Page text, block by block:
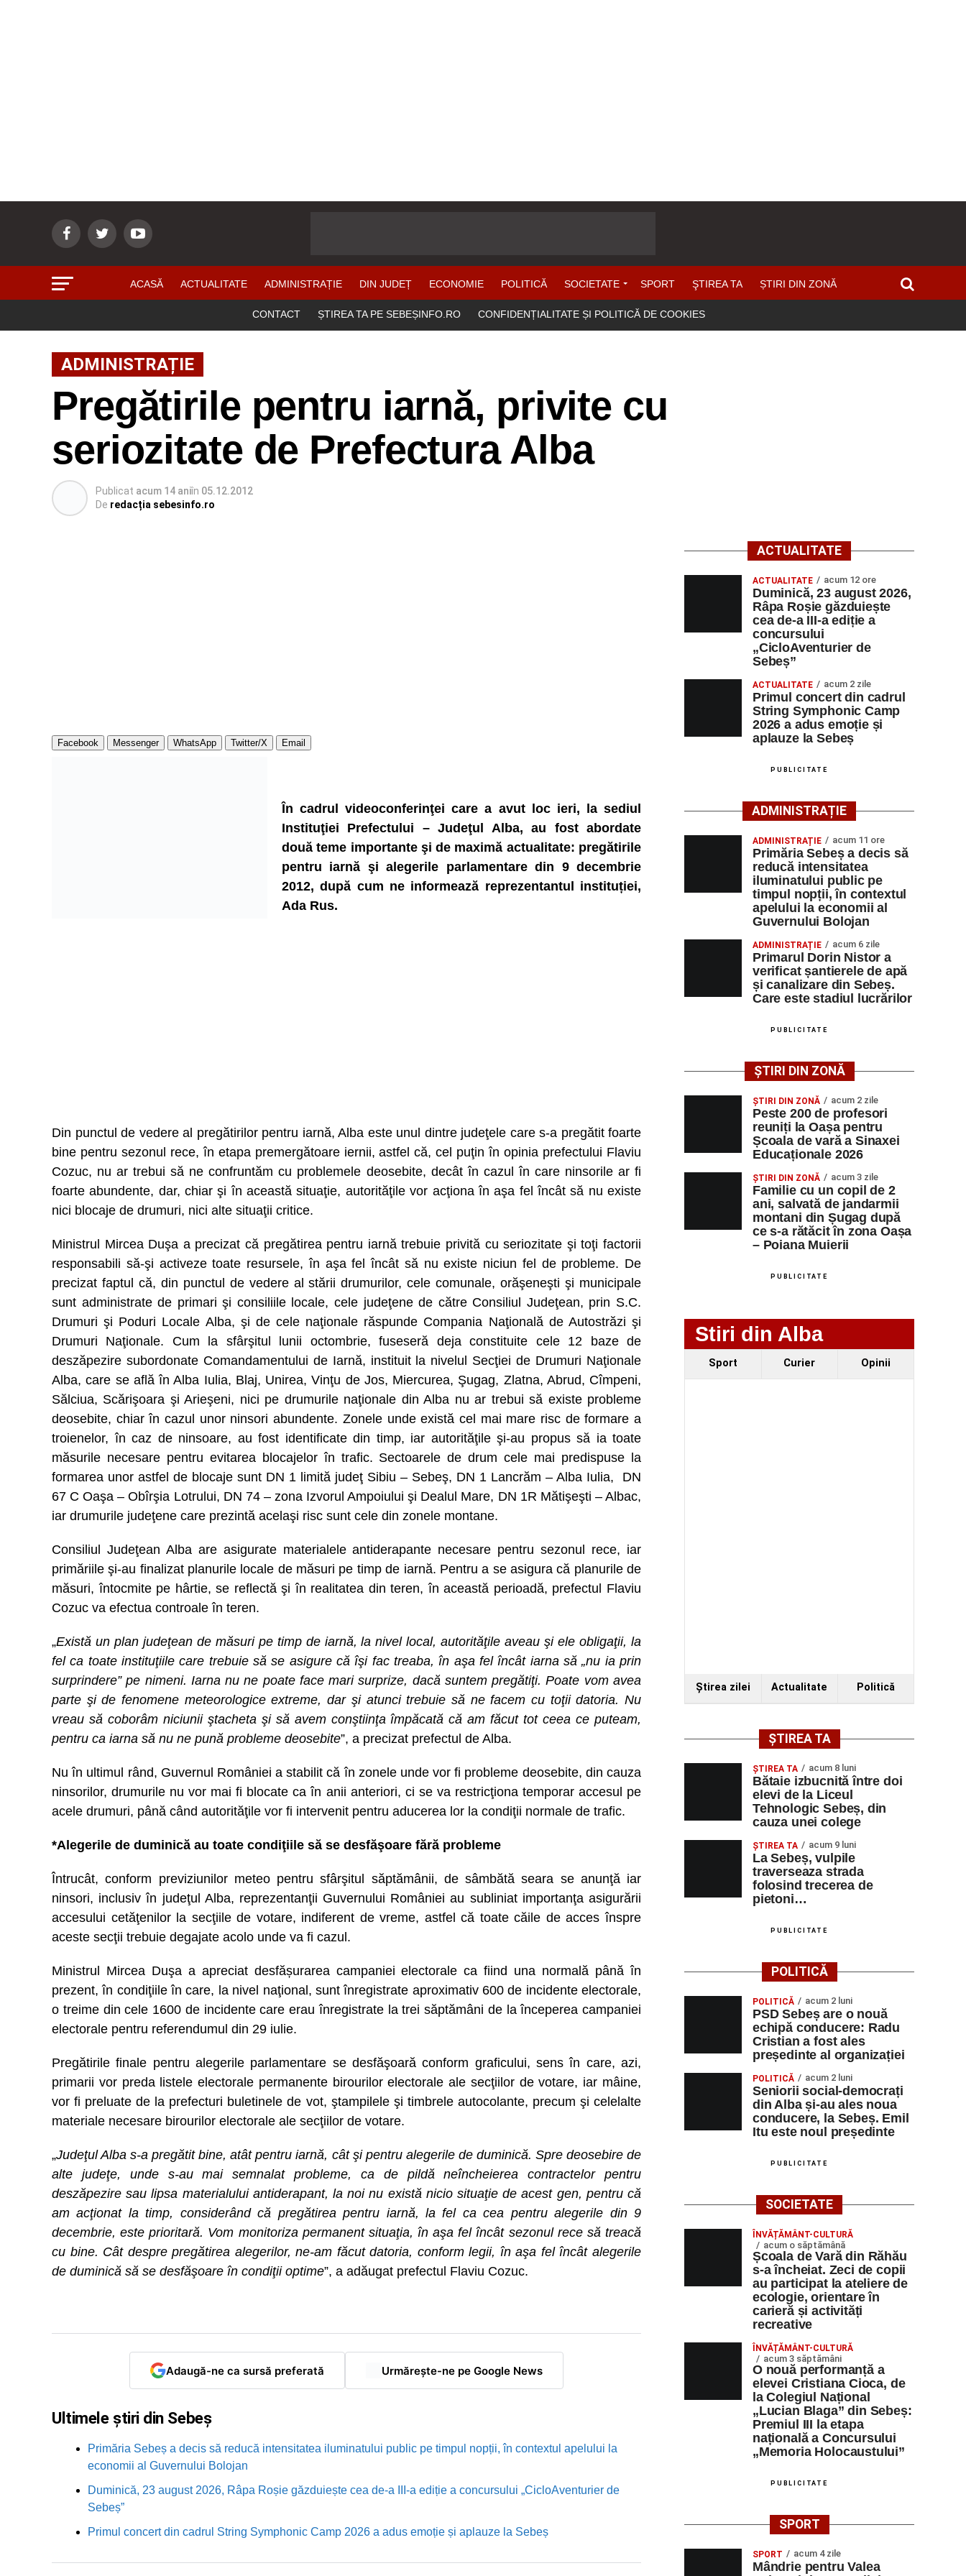
ACASĂ ACTUALITATE ADMINISTRAȚIE DIN JUDEȚ ECONOMIE POLITICĂ SOCIETATE SPORT ŞTIREA TA ȘTIRI DIN ZONĂ
CONTACT ȘTIREA TA PE SEBEȘINFO.RO CONFIDENȚIALITATE ȘI POLITICĂ DE COOKIES
ADMINISTRAȚIE
Pregătirile pentru iarnă, privite cu
seriozitate de Prefectura Alba
Publicat acum 14 aniîn 05.12.2012
De redacția sebesinfo.ro
Facebook Messenger WhatsApp Twitter/X Email
În cadrul videoconferinţei care a avut loc ieri, la sediul
Instituţiei Prefectului – Judeţul Alba, au fost abordate
două teme importante şi de maximă actualitate: pregătirile
pentru iarnă şi alegerile parlamentare din 9 decembrie
2012, după cum ne informează reprezentantul instituției,
Ada Rus.
Din punctul de vedere al pregătirilor pentru iarnă, Alba este unul dintre judeţele care s-a pregătit foarte
bine pentru sezonul rece, în etapa premergătoare iernii, astfel că, cel puţin în opinia prefectului Flaviu
Cozuc, nu ar trebui să ne confruntăm cu problemele deosebite, decât în cazul în care ninsorile ar fi
foarte abundente, dar, chiar şi în această situaţie, autorităţile vor acţiona în aşa fel încât să nu existe
nici blocaje de drumuri, nici alte situaţii critice.
Ministrul Mircea Duşa a precizat că pregătirea pentru iarnă trebuie privită cu seriozitate şi toţi factorii
responsabili să-şi activeze toate resursele, în aşa fel încât să nu existe niciun fel de probleme. De
precizat faptul că, din punctul de vedere al stării drumurilor, cele comunale, orăşeneşti şi municipale
sunt administrate de primari şi consiliile locale, cele judeţene de către Consiliul Judeţean, prin S.C.
Drumuri şi Poduri Locale Alba, şi de cele naţionale răspunde Compania Naţională de Autostrăzi şi
Drumuri Naţionale. Cum la sfârşitul lunii octombrie, fuseseră deja constituite cele 12 baze de
deszăpezire subordonate Comandamentului de Iarnă, instituit la nivelul Secţiei de Drumuri Naţionale
Alba, care se află în Alba Iulia, Blaj, Unirea, Vinţu de Jos, Miercurea, Şugag, Zlatna, Abrud, Cîmpeni,
Sălciua, Scărişoara şi Arieşeni, nici pe drumurile naţionale din Alba nu ar trebui să existe probleme
deosebite, chiar în cazul unor ninsori abundente. Zonele unde există cel mai mare risc de formare a
troienelor, în caz de ninsoare, au fost identificate din timp, iar autorităţile şi-au propus să ia toate
măsurile necesare pentru evitarea blocajelor în trafic. Sectoarele de drum cele mai predispuse la
formarea unor astfel de blocaje sunt DN 1 limită judeţ Sibiu – Sebeş, DN 1 Lancrăm – Alba Iulia, DN
67 C Oaşa – Obîrşia Lotrului, DN 74 – zona Izvorul Ampoiului şi Dealul Mare, DN 1R Mătişeşti – Albac,
iar drumurile judeţene care prezintă acelaşi risc sunt cele din zonele montane.
Consiliul Judeţean Alba are asigurate materialele antiderapante necesare pentru sezonul rece, iar
primăriile şi-au finalizat planurile locale de măsuri pe timp de iarnă. Pentru a se asigura că planurile de
măsuri, întocmite pe hârtie, se reflectă şi în realitatea din teren, în această perioadă, prefectul Flaviu
Cozuc va efectua controale în teren.
„Există un plan judeţean de măsuri pe timp de iarnă, la nivel local, autorităţile aveau şi ele obligaţii, la
fel ca toate instituţiile care trebuie să se asigure că îşi fac treaba, în aşa fel încât iarna să „nu ia prin
surprindere” pe nimeni. Iarna nu ne poate face mari surprize, dacă suntem pregătiţi. Poate vom avea
parte şi de fenomene meteorologice extreme, dar şi atunci trebuie să ne facem cu toţii datoria. Nu
vreau să coborâm niciunii ştacheta şi să avem conştiinţa împăcată că am făcut tot ceea ce puteam,
pentru ca iarna să nu ne pună probleme deosebite”, a precizat prefectul de Alba.
Nu în ultimul rând, Guvernul României a stabilit că în zonele unde vor fi probleme deosebite, din cauza
ninsorilor, drumurile nu vor mai fi blocate ca în anii anteriori, ci se va restricţiona temporar accesul pe
acele drumuri, până când autorităţile vor fi intervenit pentru aducerea lor la condiţii normale de trafic.
*Alegerile de duminică au toate condiţiile să se desfăşoare fără probleme
Întrucât, conform previziunilor meteo pentru sfârşitul săptămânii, de sâmbătă seara se anunţă iar
ninsori, inclusiv în judeţul Alba, reprezentanţii Guvernului României au subliniat importanţa asigurării
accesului cetăţenilor la secţiile de votare, indiferent de vreme, astfel că toate căile de acces înspre
aceste secţii trebuie degajate acolo unde va fi cazul.
Ministrul Mircea Duşa a apreciat desfășurarea campaniei electorale ca fiind una normală până în
prezent, în condiţiile în care, la nivel naţional, sunt înregistrate aproximativ 600 de incidente electorale,
o treime din cele 1600 de incidente care erau înregistrate la trei săptămâni de la începerea campaniei
electorale pentru referendumul din 29 iulie.
Pregătirile finale pentru alegerile parlamentare se desfăşoară conform graficului, sens în care, azi,
primarii vor preda listele electorale permanente birourilor electorale ale secţiilor de votare, iar mâine,
vor fi preluate de la prefecturi buletinele de vot, ştampilele şi timbrele autocolante, precum şi celelalte
materiale necesare birourilor electorale ale secţiilor de votare.
„Judeţul Alba s-a pregătit bine, atât pentru iarnă, cât şi pentru alegerile de duminică. Spre deosebire de
alte judeţe, unde s-au mai semnalat probleme, ca de pildă neîncheierea contractelor pentru
deszăpezire sau lipsa materialului antiderapant, la noi nu există nicio situaţie de acest gen, pentru că
am acţionat la timp, considerând că pregătirea pentru iarnă, la fel ca cea pentru alegerile din 9
decembrie, este prioritară. Vom monitoriza permanent situaţia, în aşa fel încât sezonul rece să treacă
cu bine. Cât despre pregătirea alegerilor, ne-am făcut datoria, conform legii, în aşa fel încât alegerile
de duminică să se desfăşoare în condiţii optime”, a adăugat prefectul Flaviu Cozuc.
Adaugă-ne ca sursă preferată Urmărește-ne pe Google News
Ultimele știri din Sebeș
Primăria Sebeș a decis să reducă intensitatea iluminatului public pe timpul nopții, în contextul apelului la
economii al Guvernului Bolojan
Duminică, 23 august 2026, Râpa Roșie găzduiește cea de-a III-a ediție a concursului „CicloAventurier de
Sebeș”
Primul concert din cadrul String Symphonic Camp 2026 a adus emoție și aplauze la Sebeș
ACTUALITATE
ACTUALITATE acum 12 ore
Duminică, 23 august 2026,
Râpa Roșie găzduiește
cea de-a III-a ediție a
concursului
„CicloAventurier de
Sebeș”
ACTUALITATE acum 2 zile
Primul concert din cadrul
String Symphonic Camp
2026 a adus emoție și
aplauze la Sebeș
PUBLICITATE
ADMINISTRAȚIE
ADMINISTRAȚIE acum 11 ore
Primăria Sebeș a decis să
reducă intensitatea
iluminatului public pe
timpul nopții, în contextul
apelului la economii al
Guvernului Bolojan
ADMINISTRAȚIE acum 6 zile
Primarul Dorin Nistor a
verificat șantierele de apă
și canalizare din Sebeș.
Care este stadiul lucrărilor
PUBLICITATE
ȘTIRI DIN ZONĂ
ȘTIRI DIN ZONĂ acum 2 zile
Peste 200 de profesori
reuniți la Oașa pentru
Școala de vară a Sinaxei
Educaționale 2026
ȘTIRI DIN ZONĂ acum 3 zile
Familie cu un copil de 2
ani, salvată de jandarmii
montani din Șugag după
ce s-a rătăcit în zona Oașa
– Poiana Muierii
PUBLICITATE
Stiri din Alba
Sport Curier Opinii
Ştirea zilei Actualitate Politică
ȘTIREA TA
ŞTIREA TA acum 8 luni
Bătaie izbucnită între doi
elevi de la Liceul
Tehnologic Sebeș, din
cauza unei colege
ŞTIREA TA acum 9 luni
La Sebeș, vulpile
traverseaza strada
folosind trecerea de
pietoni…
PUBLICITATE
POLITICĂ
POLITICĂ acum 2 luni
PSD Sebeș are o nouă
echipă conducere: Radu
Cristian a fost ales
președinte al organizației
POLITICĂ acum 2 luni
Seniorii social-democrați
din Alba și-au ales noua
conducere, la Sebeș. Emil
Itu este noul președinte
PUBLICITATE
SOCIETATE
ÎNVĂȚĂMÂNT-CULTURĂ
acum o săptămână
Școala de Vară din Răhău
s-a încheiat. Zeci de copii
au participat la ateliere de
ecologie, orientare în
carieră și activități
recreative
ÎNVĂȚĂMÂNT-CULTURĂ
acum 3 săptămâni
O nouă performanță a
elevei Cristiana Cioca, de
la Colegiul Național
„Lucian Blaga” din Sebeș:
Premiul III la etapa
națională a Concursului
„Memoria Holocaustului”
PUBLICITATE
SPORT
SPORT acum 4 zile
Mândrie pentru Valea